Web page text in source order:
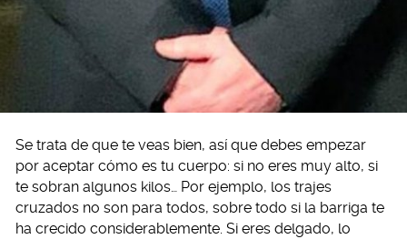
Se trata de que te veas bien, así que debes empezar
por aceptar cómo es tu cuerpo: si no eres muy alto, si
te sobran algunos kilos… Por ejemplo, los trajes
cruzados no son para todos, sobre todo si la barriga te
ha crecido considerablemente. Si eres delgado, lo